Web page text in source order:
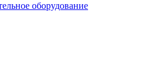
оборудование